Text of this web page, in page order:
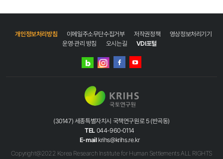
개인정보처리방침 이메일주소무단수집거부 저작권정책
영상정보처리기기
운영·관리 방침
오시는길 VDI포털
네이버
인스타그램
(30147) 세종특별자치시 국책연구원로 5 (반곡동)
TEL 044-960-0114
E-mail krihs@krihs.re.kr
Copyright@2022 Korea Research Institute for Human Settlements ALL RIGHTS